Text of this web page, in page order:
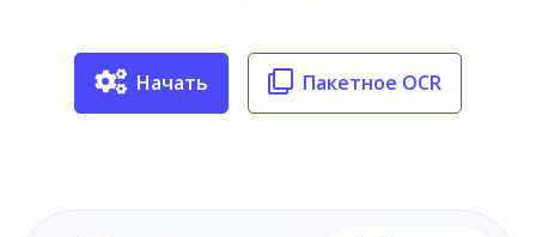
Начать Пакетное OCR